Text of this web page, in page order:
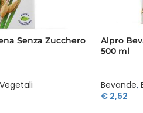
Senza Zucchero
Alpro
500 ml
Bevande,
€2,52